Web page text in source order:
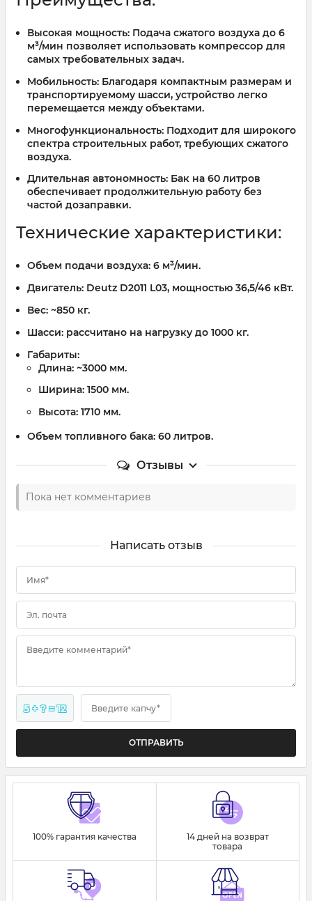
Высокая мощность: Подача сжатого воздуха до 6
м³/мин позволяет использовать компрессор для
самых требовательных задач.
Мобильность: Благодаря компактным размерам и
транспортируемому шасси, устройство легко
перемещается между объектами.
Многофункциональность: Подходит для широкого
спектра строительных работ, требующих сжатого
воздуха.
Длительная автономность: Бак на 60 литров
обеспечивает продолжительную работу без
частой дозаправки.
Технические характеристики:
Объем подачи воздуха: 6 м³/мин.
Двигатель: Deutz D2011 L03, мощностью 36,5/46 кВт.
Вес: ~850 кг.
Шасси: рассчитано на нагрузку до 1000 кг.
Габариты:
Длина: ~3000 мм.
Ширина: 1500 мм.
Высота: 1710 мм.
Объем топливного бака: 60 литров.
Отзывы
Пока нет комментариев
Написать отзыв
Имя*
Эл. почта
Введите комментарий*
5 + ? = 12 Введите капчу*
100% гарантия качества
14 дней на возврат
товара